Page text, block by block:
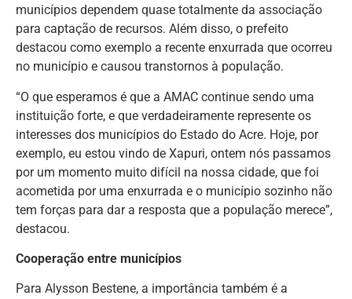
municípios dependem quase totalmente da associação
para captação de recursos. Além disso, o prefeito
destacou como exemplo a recente enxurrada que ocorreu
no município e causou transtornos à população.
“O que esperamos é que a AMAC continue sendo uma
instituição forte, e que verdadeiramente represente os
interesses dos municípios do Estado do Acre. Hoje, por
exemplo, eu estou vindo de Xapuri, ontem nós passamos
por um momento muito difícil na nossa cidade, que foi
acometida por uma enxurrada e o município sozinho não
tem forças para dar a resposta que a população merece”,
destacou.
Cooperação entre municípios
Para Alysson Bestene, a importância também é a